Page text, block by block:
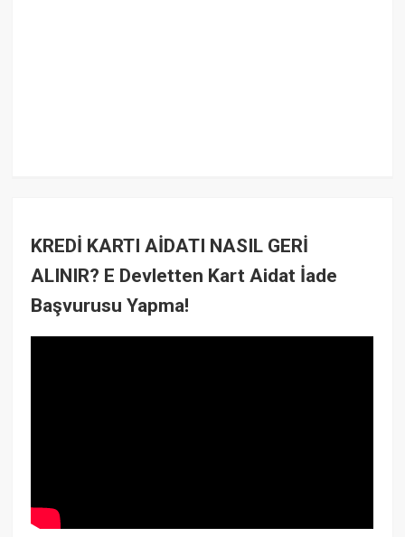
KREDİ KARTI AİDATI NASIL GERİ
ALINIR? E Devletten Kart Aidat İade
Başvurusu Yapma!